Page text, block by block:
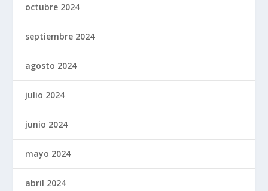
octubre 2024
septiembre 2024
agosto 2024
julio 2024
junio 2024
mayo 2024
abril 2024